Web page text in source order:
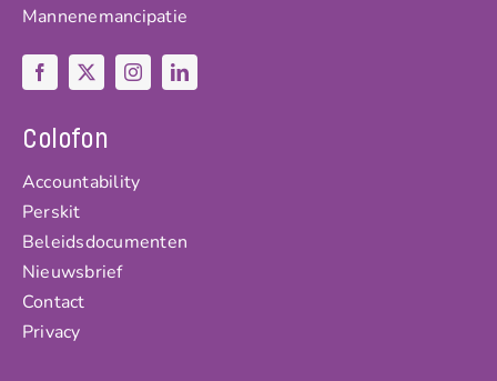
Mannenemancipatie
Colofon
Accountability
Perskit
Beleidsdocumenten
Nieuwsbrief
Contact
Privacy